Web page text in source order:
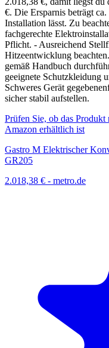
€. Die Ersparnis beträgt
Installation lässt. Zu
fachgerechte
Pflicht. - Ausreichend
Hitzeentwicklung
gemäß Handbuch
geeignete Schutzkleidung
Schweres Gerät
sicher stabil aufstellen.
Prüfen Sie, ob das
Amazon erhältlich ist
Gastro M Elektrischer
GR205
2.018,38 € - metro.de